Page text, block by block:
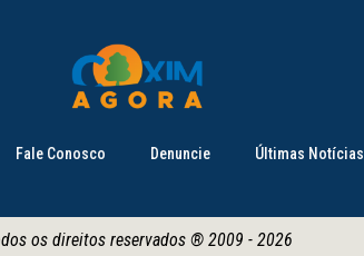
Fale Conosco Denuncie Últimas Notícias
os direitos reservados ® 2009 - 2026